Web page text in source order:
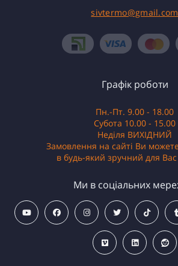
sivtermo@gmail.com
Графік роботи
Пн.-Пт. 9.00 - 18.00
Субота 10.00 - 15.00
Неділя ВИХІДНИЙ
Замовлення на сайті Ви
в будь-який зручний для
Ми в соціальних